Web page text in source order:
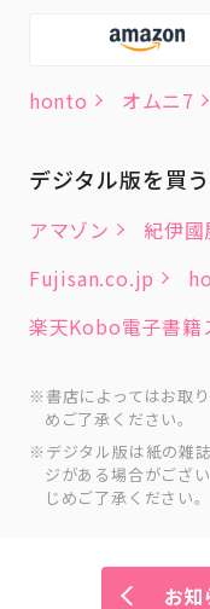
honto オムニ7
デジタル版を買う
アマゾン
紀伊
Fujisan.co.jp
楽天Kobo電子書籍
書店によってはお取
めご了承ください。
デジタル版は紙の雑
ジがある場合がござ
じめご了承ください。
お知